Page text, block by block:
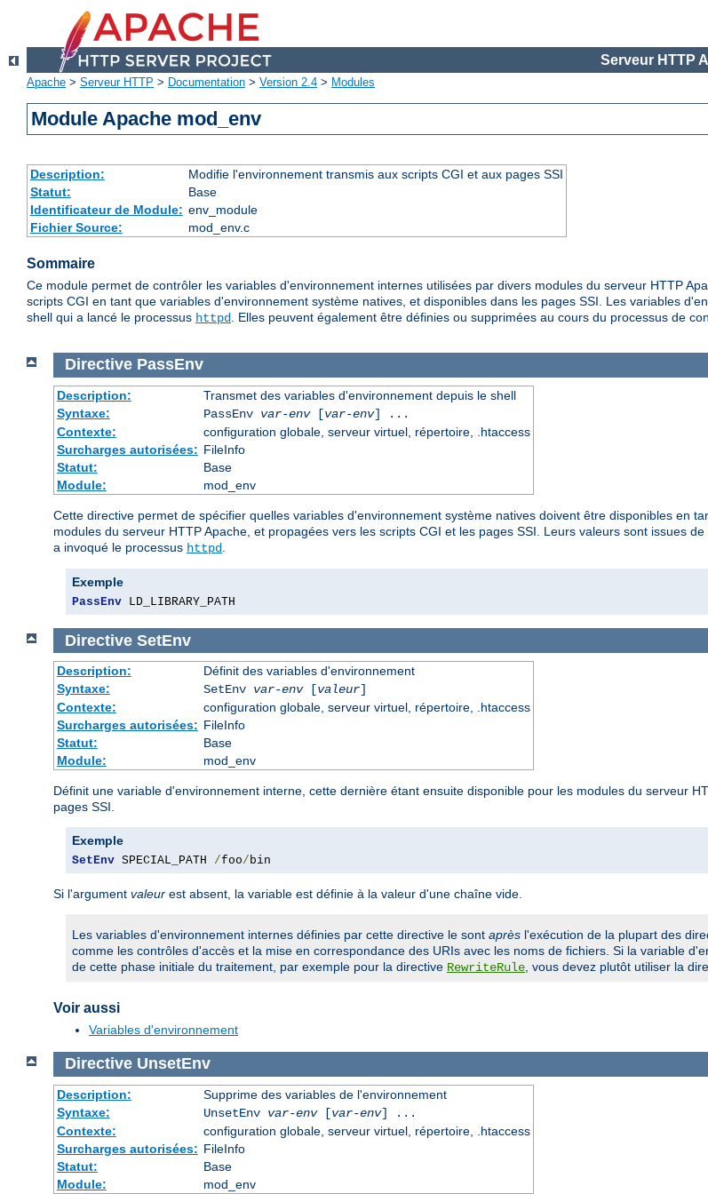
Serveur HTTP
Apache > Serveur HTTP > Documentation > Version 2.4 > Modules
Module Apache mod_env
Description:
Modifie l'environnement transmis aux scripts CGI et aux pages SSI
Statut:
Base
Identificateur de Module: env_module
Fichier Source:
mod_env.c
Sommaire
Ce module permet de contrôler les variables d'environnement internes utilisées par divers modules du serveur HTTP
scripts CGI en tant que variables d'environnement système natives, et disponibles dans les pages SSI. Les variables
shell qui a lancé le processus httpd. Elles peuvent également être définies ou supprimées au cours du processus de
Directive PassEnv
Description:
Transmet des variables d'environnement depuis le shell
Syntaxe:
PassEnv var-env[var-env] ...
Contexte:
configuration globale, serveur virtuel, répertoire, .htaccess
Surcharges autorisées: FileInfo
Statut:
Base
Module:
mod_env
Cette directive permet de spécifier quelles variables d'environnement système natives doivent être disponibles en
modules du serveur HTTP Apache, et propagées vers les scripts CGI et les pages SSI. Leurs valeurs sont issues
a invoqué le processus httpd
Exemple
PassEnv LD_LIBRARY_PATH
Directive SetEnv
Description:
Définit des variables d'environnement
Syntaxe:
SetEnv var-env[valeur]
Contexte:
configuration globale, serveur virtuel, répertoire, .htaccess
Surcharges autorisées: FileInfo
Statut:
Base
Module:
mod_env
Définit une variable d'environnement interne, cette dernière étant ensuite disponible pour les modules du serveur
pages SSI.
Exemple
SetEnv SPECIAL_PATH /foo/bin
Si l'argument valeur est absent, la variable est définie à la valeur d'une chaîne vide.
Les variables d'environnement internes définies par cette directive le sont après l'exécution de la plupart des
comme les contrôles d'accès et la mise en correspondance des URIs avec les noms de fichiers. Si la variable
de cette phase initiale du traitement, par exemple pour la directive RewriteRule, vous devez plutôt utiliser la
Voir aussi
Variables d'environnement
Directive UnsetEnv
Description:
Supprime des variables de l'environnement
Syntaxe:
UnsetEnv var-env[var-env] ...
Contexte:
configuration globale, serveur virtuel, répertoire, .htaccess
Surcharges autorisées: FileInfo
Statut:
Base
Module:
mod_env